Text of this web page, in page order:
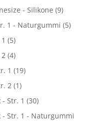
- Silikone (9)
1 - Naturgummi (5)
(5)
(4)
1 (19)
2 (1)
Str. 1 (30)
- Str. 1 - Naturgummi